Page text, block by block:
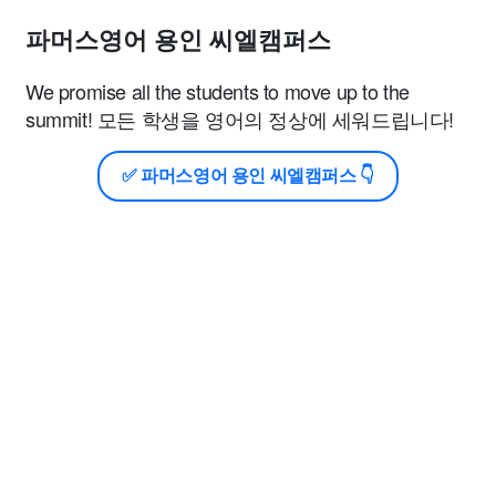
파머스영어 용인 씨엘캠퍼스
We promise all the students to move up to the
summit! 모든 학생을 영어의 정상에 세워드립니다!
✅ 파머스영어 용인 씨엘캠퍼스 👇